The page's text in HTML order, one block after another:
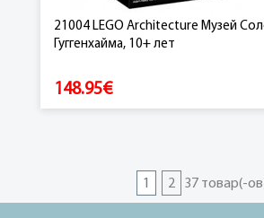
21004 LEGO Architecture Музей
Гуггенхайма, 10+ лет
148.95€
1 2 37 товар(-